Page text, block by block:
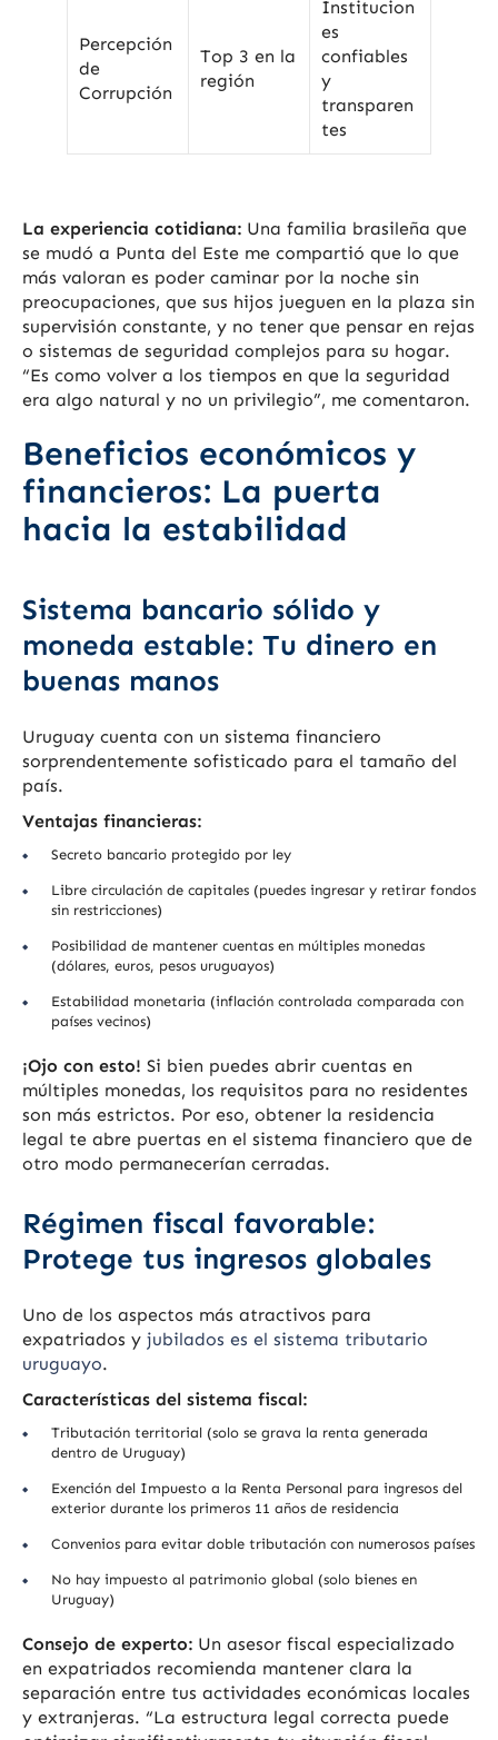
Percepción
de
Corrupción
Top 3 en la
región
Institucion
es
confiables
y
transparen
tes
La experiencia cotidiana: Una familia brasileña que
se mudó a Punta del Este me compartió que lo que
más valoran es poder caminar por la noche sin
preocupaciones, que sus hijos jueguen en la plaza sin
supervisión constante, y no tener que pensar en rejas
o sistemas de seguridad complejos para su hogar.
“Es como volver a los tiempos en que la seguridad
era algo natural y no un privilegio”, me comentaron.
Beneficios económicos y
financieros: La puerta
hacia la estabilidad
Sistema bancario sólido y
moneda estable: Tu dinero en
buenas manos
Uruguay cuenta con un sistema financiero
sorprendentemente sofisticado para el tamaño del
país.
Ventajas financieras:
Secreto bancario protegido por ley
Libre circulación de capitales (puedes ingresar y retirar fondos
sin restricciones)
Posibilidad de mantener cuentas en múltiples monedas
(dólares, euros, pesos uruguayos)
Estabilidad monetaria (inflación controlada comparada con
países vecinos)
¡Ojo con esto! Si bien puedes abrir cuentas en
múltiples monedas, los requisitos para no residentes
son más estrictos. Por eso, obtener la residencia
legal te abre puertas en el sistema financiero que de
otro modo permanecerían cerradas.
Régimen fiscal favorable:
Protege tus ingresos globales
Uno de los aspectos más atractivos para
expatriados y jubilados es el sistema tributario
uruguayo.
Características del sistema fiscal:
Tributación territorial (solo se grava la renta generada
dentro de Uruguay)
Exención del Impuesto a la Renta Personal para ingresos del
exterior durante los primeros 11 años de residencia
Convenios para evitar doble tributación con numerosos países
No hay impuesto al patrimonio global (solo bienes en
Uruguay)
Consejo de experto: Un asesor fiscal especializado
en expatriados recomienda mantener clara la
separación entre tus actividades económicas locales
y extranjeras. “La estructura legal correcta puede